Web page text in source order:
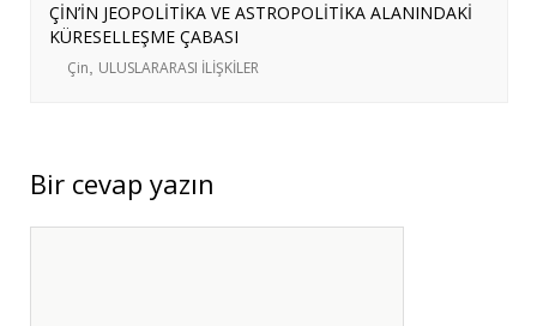
ÇİN’İN JEOPOLİTİKA VE ASTROPOLİTİKA ALANINDAKİ
KÜRESELLEŞME ÇABASI
Çin ULUSLARARASI İLİŞKİLER
Bir cevap yazın